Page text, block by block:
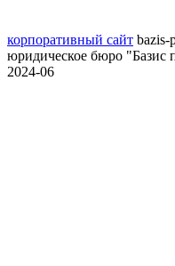
корпоративный сайт bazis-
юридическое бюро "Базис
2024-06